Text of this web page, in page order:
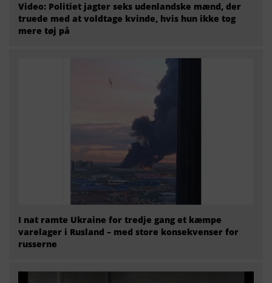
Video: Politiet jagter seks udenlandske mænd, der
truede med at voldtage kvinde, hvis hun ikke tog
mere tøj på
I nat ramte Ukraine for tredje gang et kæmpe
varelager i Rusland – med store konsekvenser for
russerne